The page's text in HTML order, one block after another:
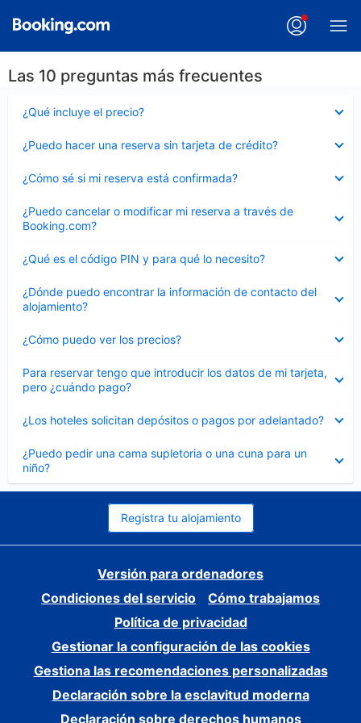
Las 10 preguntas más frecuentes
¿Qué incluye el precio?
cerrado
¿Puedo hacer una reserva sin tarjeta de crédito?
cerrado
¿Cómo sé si mi reserva está confirmada?
cerrado
¿Puedo cancelar o modificar mi reserva a través de
Booking.com?
cerrado
¿Qué es el código PIN y para qué lo necesito?
cerrado
¿Dónde puedo encontrar la información de contacto del
alojamiento?
cerrado
¿Cómo puedo ver los precios?
cerrado
Para reservar tengo que introducir los datos de mi tarjeta,
pero ¿cuándo pago?
cerrado
¿Los hoteles solicitan depósitos o pagos por adelantado?
cerrado
¿Puedo pedir una cama supletoria o una cuna para un
niño?
cerrado
Registra tu alojamiento
Versión para ordenadores
Condiciones del servicio
Cómo trabajamos
Política de privacidad
Gestionar la configuración de las cookies
Gestiona las recomendaciones personalizadas
Declaración sobre la esclavitud moderna
Declaración sobre derechos humanos